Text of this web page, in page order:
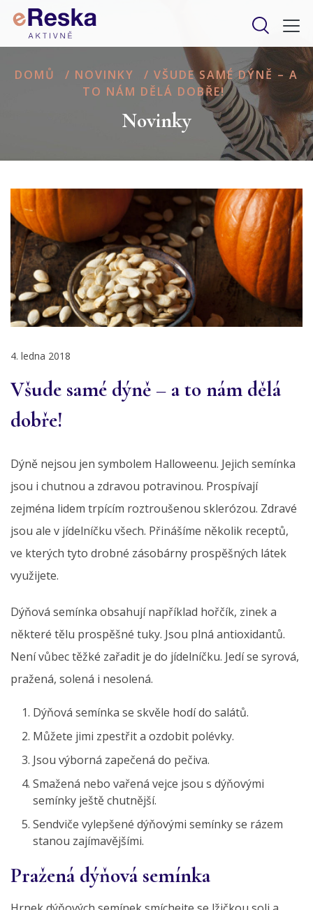
DOMŮ / NOVINKY / VŠUDE SAMÉ DÝNĚ – A
TO NÁM DĚLÁ DOBŘE!
Novinky
4. ledna 2018
Všude samé dýně – a to nám dělá
dobře!
Dýně nejsou jen symbolem Halloweenu. Jejich semínka
jsou i chutnou a zdravou potravinou. Prospívají
zejména lidem trpícím roztroušenou sklerózou. Zdravé
jsou ale v jídelníčku všech. Přinášíme několik receptů,
ve kterých tyto drobné zásobárny prospěšných látek
využijete.
Dýňová semínka obsahují například hořčík, zinek a
některé tělu prospěšné tuky. Jsou plná antioxidantů.
Není vůbec těžké zařadit je do jídelníčku. Jedí se syrová,
pražená, solená i nesolená.
Dýňová semínka se skvěle hodí do salátů.
Můžete jimi zpestřit a ozdobit polévky.
Jsou výborná zapečená do pečiva.
Smažená nebo vařená vejce jsou s dýňovými
semínky ještě chutnější.
Sendviče vylepšené dýňovými semínky se rázem
stanou zajímavějšími.
Pražená dýňová semínka